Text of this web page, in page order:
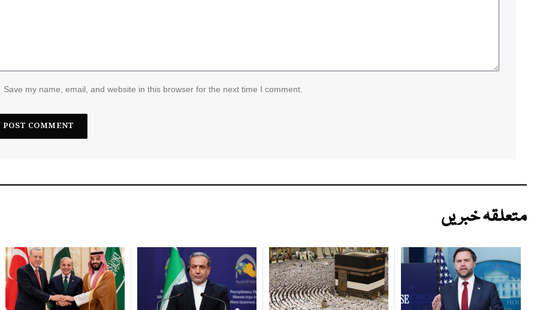
Save my name, email, and website in this browser for the next time I comment.
متعلقہ خبریں